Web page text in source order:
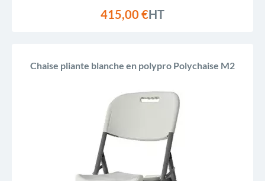
415,00 €HT
Chaise pliante blanche en polypro Polychaise M2